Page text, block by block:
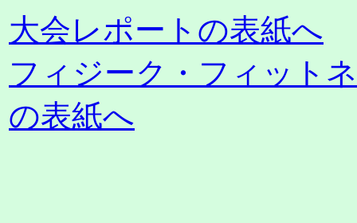
大会レポートの表紙へ
フィジーク・フィット
の表紙へ